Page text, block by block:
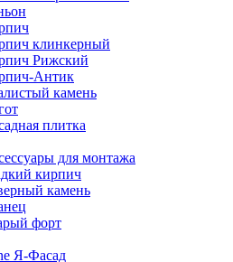
клинкерный
Рижский
Антик
камень
плитка
для монтажа
кирпич
камень
форт
Я-Фасад